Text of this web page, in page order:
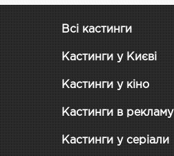
Всі кастинги
Кастинги у Києві
Кастинги у кіно
Кастинги в рекламу
Кастинги у серіали